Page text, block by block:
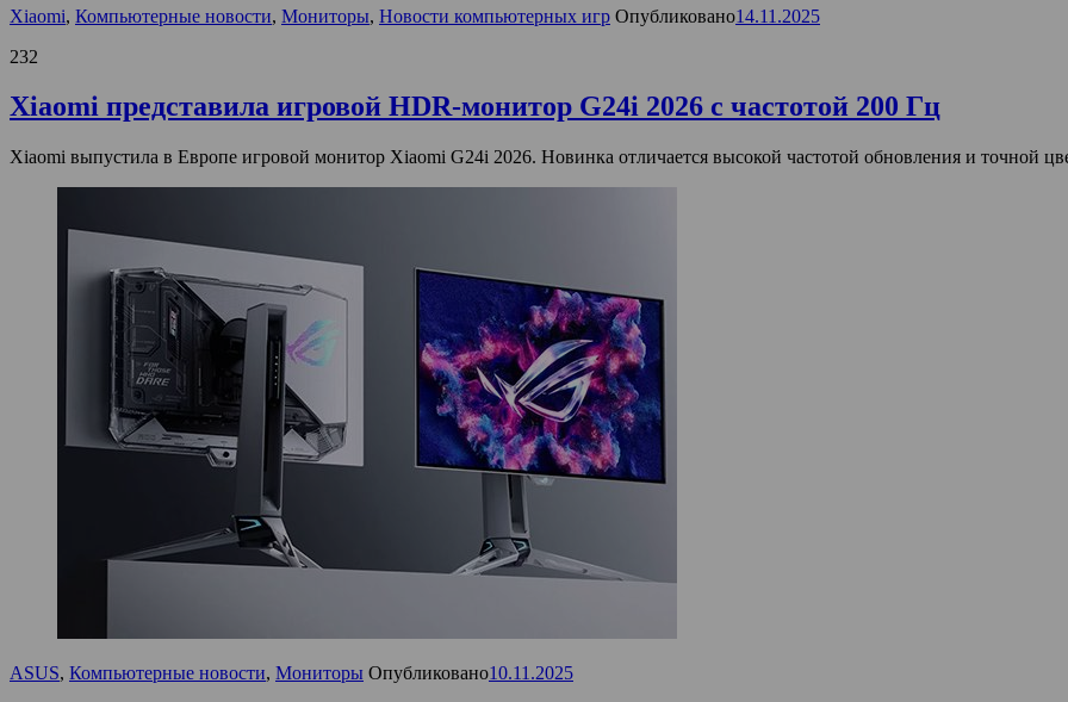
Xiaomi, Компьютерные новости, Мониторы, Новости компьютерных игр Опубликовано14.11.2025
232
Xiaomi представила игровой HDR-монитор G24i 2026 с частотой 200 Гц
Xiaomi выпустила в Европе игровой монитор Xiaomi G24i 2026. Новинка отличается высокой частотой обновления и точной
ASUS, Компьютерные новости, Мониторы Опубликовано10.11.2025